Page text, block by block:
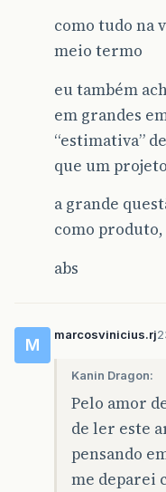
como tudo na
meio termo
eu também
em grandes
“estimativa”
que um
a grande
como
abs
M
marcosvinicius.rj
Kanin Dragon:
Pelo amor
de ler este
pensando
me deparei